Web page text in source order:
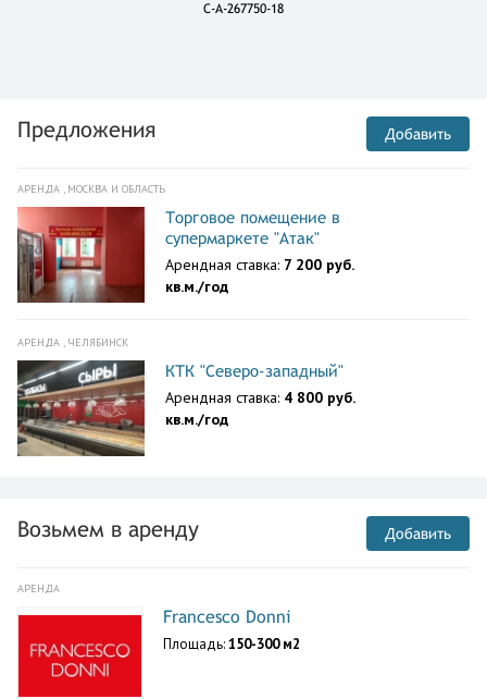
C-A-267750-18
Предложения Добавить
АРЕНДА , МОСКВА И ОБЛАСТЬ
Торговое помещение в
супермаркете "Атак"
Арендная ставка: 7 200 руб.
кв.м./год
АРЕНДА , ЧЕЛЯБИНСК
КТК "Северо-западный"
Арендная ставка: 4 800 руб.
кв.м./год
Возьмем в аренду Добавить
АРЕНДА
Francesco Donni
Площадь:150-300 м2